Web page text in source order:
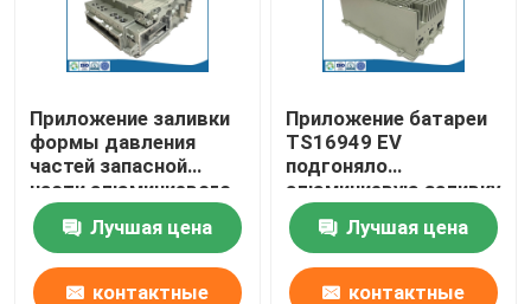
Приложение заливки
формы давления
частей запасной
части алюминиевого
сплава EV высокое
Лучшая цена
контактные
Приложение батареи
TS16949 EV
подгоняло
алюминиевую заливку
формы частей
Лучшая цена
контактные